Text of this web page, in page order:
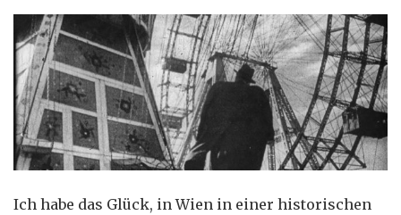
Ich habe das Glück, in Wien in einer historischen